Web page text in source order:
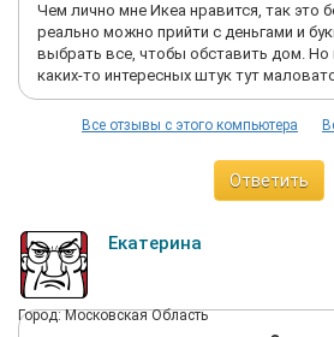
Чем лично мне Икеа нравится, так
реально можно прийти с деньгами и
выбрать все, чтобы обставить дом. Но
каких-то интересных штук тут
Все отзывы с этого компьютера
Ответить
Екатерина
Город: Московская Область